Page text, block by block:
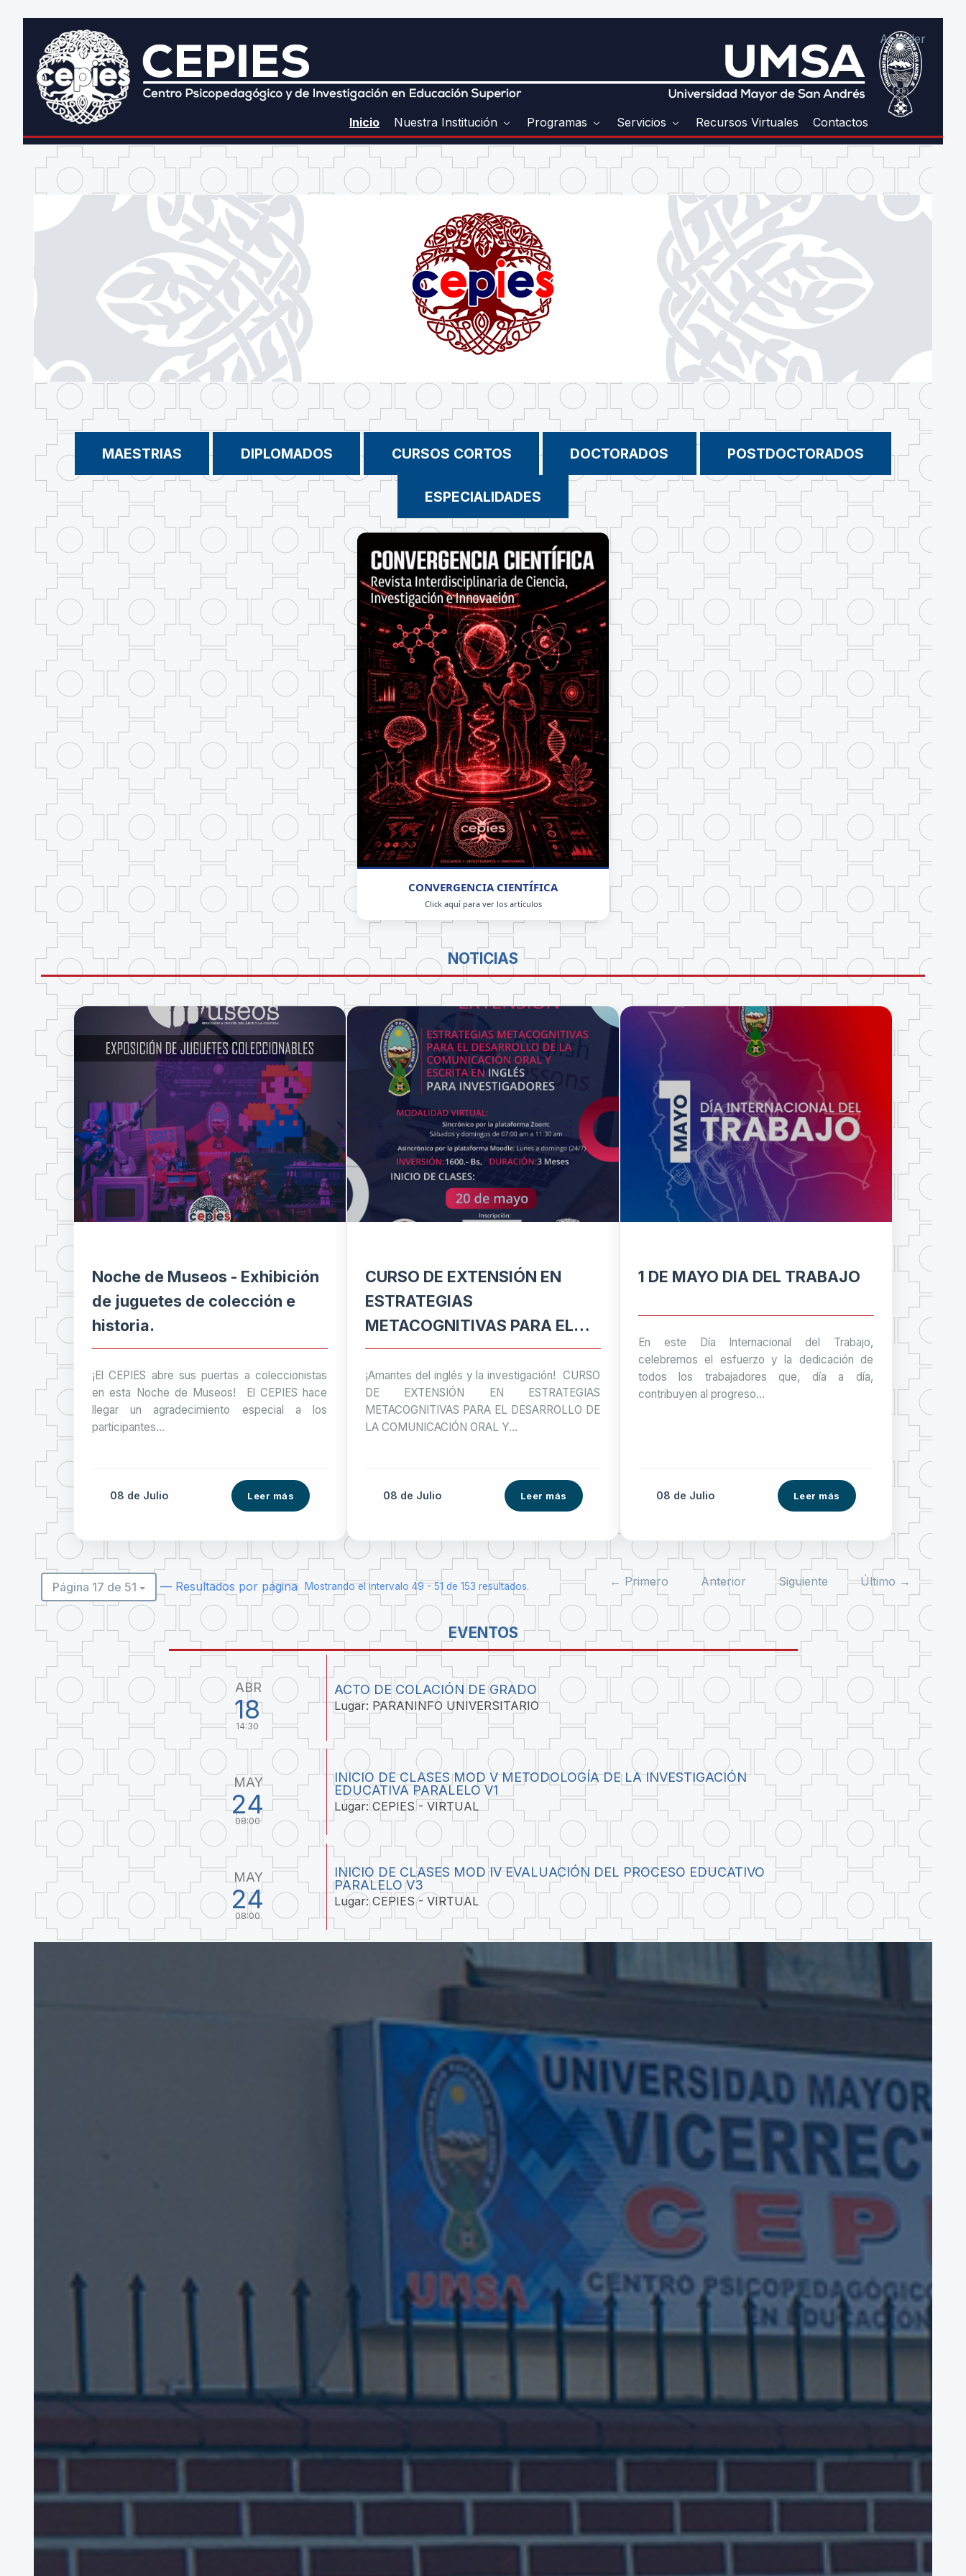
Acceder
Inicio Nuestra Institución Programas Servicios Recursos Virtuales Contactos
MAESTRIAS DIPLOMADOS CURSOS CORTOS DOCTORADOS POSTDOCTORADOS
ESPECIALIDADES
CONVERGENCIA CIENTÍFICA
Click aquí para ver los artículos
NOTICIAS
Noche de Museos - Exhibición
de juguetes de colección e
historia.
¡El CEPIES abre sus puertas a coleccionistas
en esta Noche de Museos! El CEPIES hace
llegar un agradecimiento especial a los
participantes...
08 de Julio Leer más
CURSO DE EXTENSIÓN EN
ESTRATEGIAS
METACOGNITIVAS PARA EL
DESARROLLO DE LA
COMUNICACIÓN ORAL Y
ESCRITA EN INGLÉS PARA
INVESTIGADORES
¡Amantes del inglés y la investigación! CURSO
DE EXTENSIÓN EN ESTRATEGIAS
METACOGNITIVAS PARA EL DESARROLLO DE
LA COMUNICACIÓN ORAL Y...
08 de Julio Leer más
1 DE MAYO DIA DEL TRABAJO
En este Día Internacional del Trabajo,
celebremos el esfuerzo y la dedicación de
todos los trabajadores que, día a día,
contribuyen al progreso...
08 de Julio Leer más
Página 17 de 51 — Resultados por página Mostrando el intervalo 49 - 51 de 153 resultados. ← Primero Anterior Siguiente Último →
EVENTOS
ABR
18
14:30
ACTO DE COLACIÓN DE GRADO
Lugar: PARANINFO UNIVERSITARIO
MAY
24
08:00
INICIO DE CLASES MOD V METODOLOGÍA DE LA INVESTIGACIÓN
EDUCATIVA PARALELO V1
Lugar: CEPIES - VIRTUAL
MAY
24
08:00
INICIO DE CLASES MOD IV EVALUACIÓN DEL PROCESO EDUCATIVO
PARALELO V3
Lugar: CEPIES - VIRTUAL